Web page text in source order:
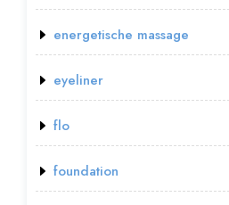
energetische massage
eyeliner
flo
foundation